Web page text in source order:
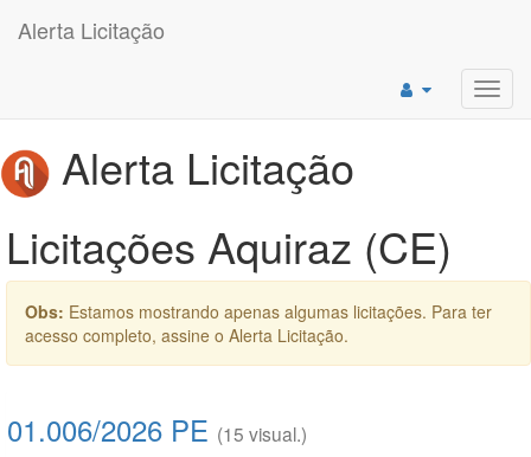
Alerta Licitação
Alerta Licitação
Licitações Aquiraz (CE)
Obs: Estamos mostrando apenas algumas licitações. Para ter
acesso completo, assine o Alerta Licitação.
01.006/2026 PE (15 visual.)